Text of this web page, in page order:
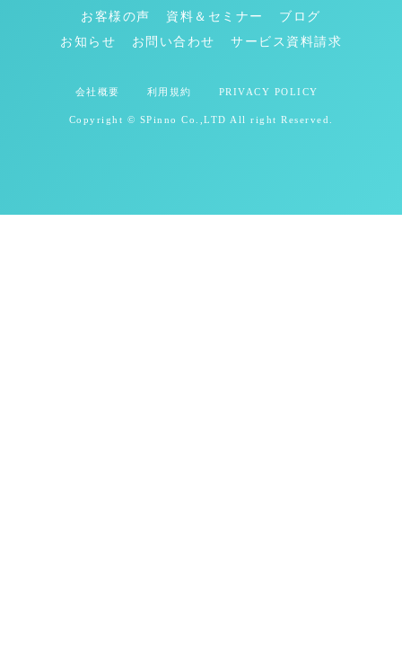
お客様の声
資料＆セミナー
ブログ
お知らせ
お問い合わせ サービス資料請求
会社概要 利用規約 PRIVACY POLICY
Copyright © SPinno Co.,LTD All right Reserved.